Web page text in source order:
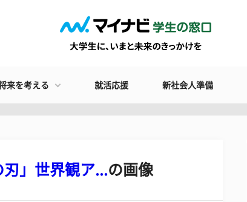
来を考える 就活応援 新社会人準備
」世界観ア...の画像